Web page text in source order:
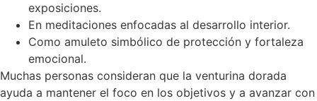
exposiciones.
En meditaciones enfocadas al desarrollo interior.
Como amuleto simbólico de protección y fortaleza
emocional.
Muchas personas consideran que la venturina dorada
ayuda a mantener el foco en los objetivos y a avanzar con